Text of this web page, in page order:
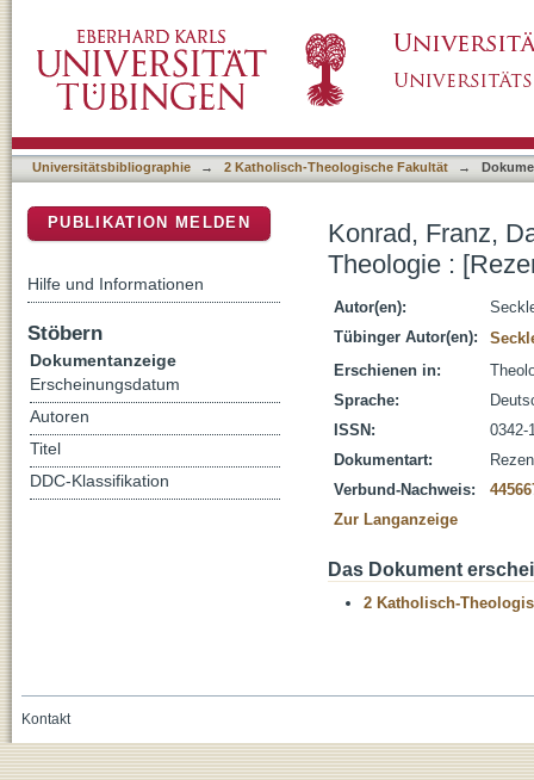
Universitätsbibliographie → 2 Katholisch-Theologische Fakultät →
Konrad, Franz,
Theologie :
Autor(en):
Tübinger Autor(en):
Erschienen in:
Sprache:
ISSN:
0342-
Dokumentart:
Verbund-Nachweis:
Zur Langanzeige
Das Dokument
2 Katholisch-
PUBLIKATION MELDEN
Hilfe und Informationen
Stöbern
Dokumentanzeige
Erscheinungsdatum
Autoren
Titel
DDC-Klassifikation
Kontakt